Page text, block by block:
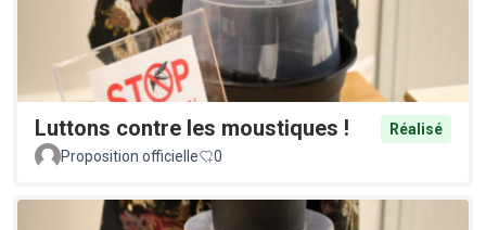
Luttons contre les moustiques !
Réalisé
Proposition officielle
0